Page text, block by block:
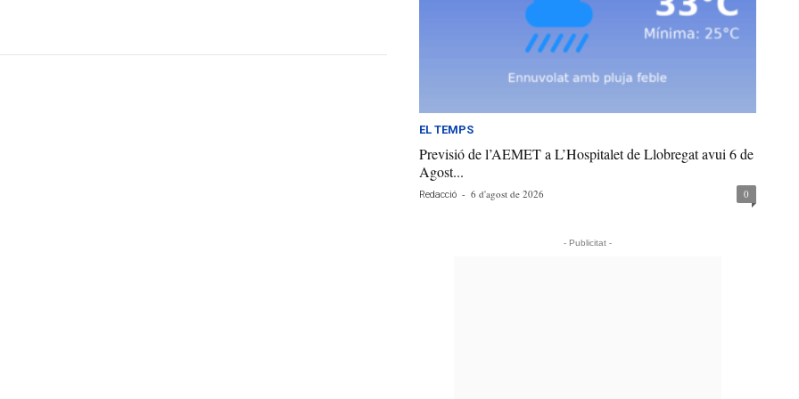
EL TEMPS
Previsió de l’AEMET a L’Hospitalet de Llobregat avui 6 de
Agost...
Redacció - 6 d'agost de 2026 0
- Publicitat -